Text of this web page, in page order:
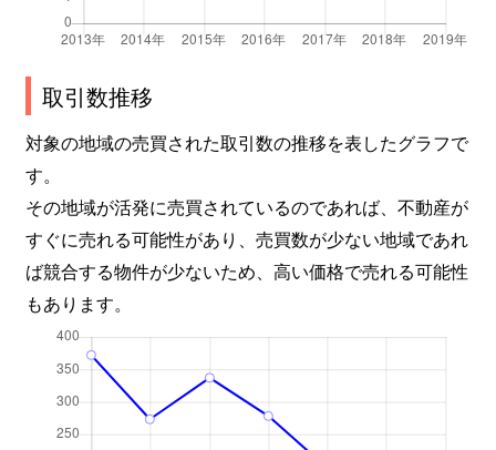
取引数推移
対象の地域の売買された取引数の推移を表したグラフで
す。
その地域が活発に売買されているのであれば、不動産が
すぐに売れる可能性があり、売買数が少ない地域であれ
ば競合する物件が少ないため、高い価格で売れる可能性
もあります。